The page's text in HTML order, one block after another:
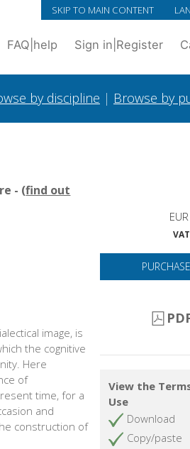
SKIP TO MAIN CONTENT
FAQ help Sign in Register
by discipline | Browse by
- (find out
image, is
the cognitive
Here
of
time, for a
and
construction of
EUR
PURCHASE
View the
Use
Download
Copy/paste